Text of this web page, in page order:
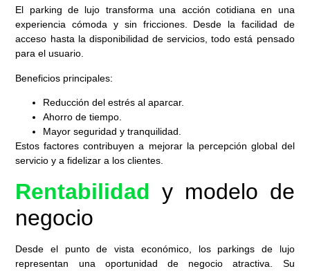
El parking de lujo transforma una acción cotidiana en una
experiencia cómoda y sin fricciones. Desde la facilidad de
acceso hasta la disponibilidad de servicios, todo está pensado
para el usuario.
Beneficios principales:
Reducción del estrés al aparcar.
Ahorro de tiempo.
Mayor seguridad y tranquilidad.
Estos factores contribuyen a mejorar la percepción global del
servicio y a fidelizar a los clientes.
Rentabilidad y modelo de
negocio
Desde el punto de vista económico, los parkings de lujo
representan una oportunidad de negocio atractiva. Su